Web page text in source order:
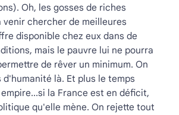
Oh, les gosses de riches
chercher de meilleures
disponible chez eux dans de
mais le pauvre lui ne pourra
de rêver un minimum. On
d'humanité là. Et plus le temps
la France est en déficit,
qu'elle mène. On rejette tout